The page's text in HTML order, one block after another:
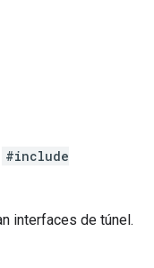
#include
interfaces de túnel.